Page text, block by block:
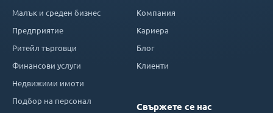
Малък и среден бизнес
Предприятие
Ритейл търговци
Финансови услуги
Недвижими имоти
Подбор на персонал
Компания
Кариера
Блог
Клиенти
Свържете се нас